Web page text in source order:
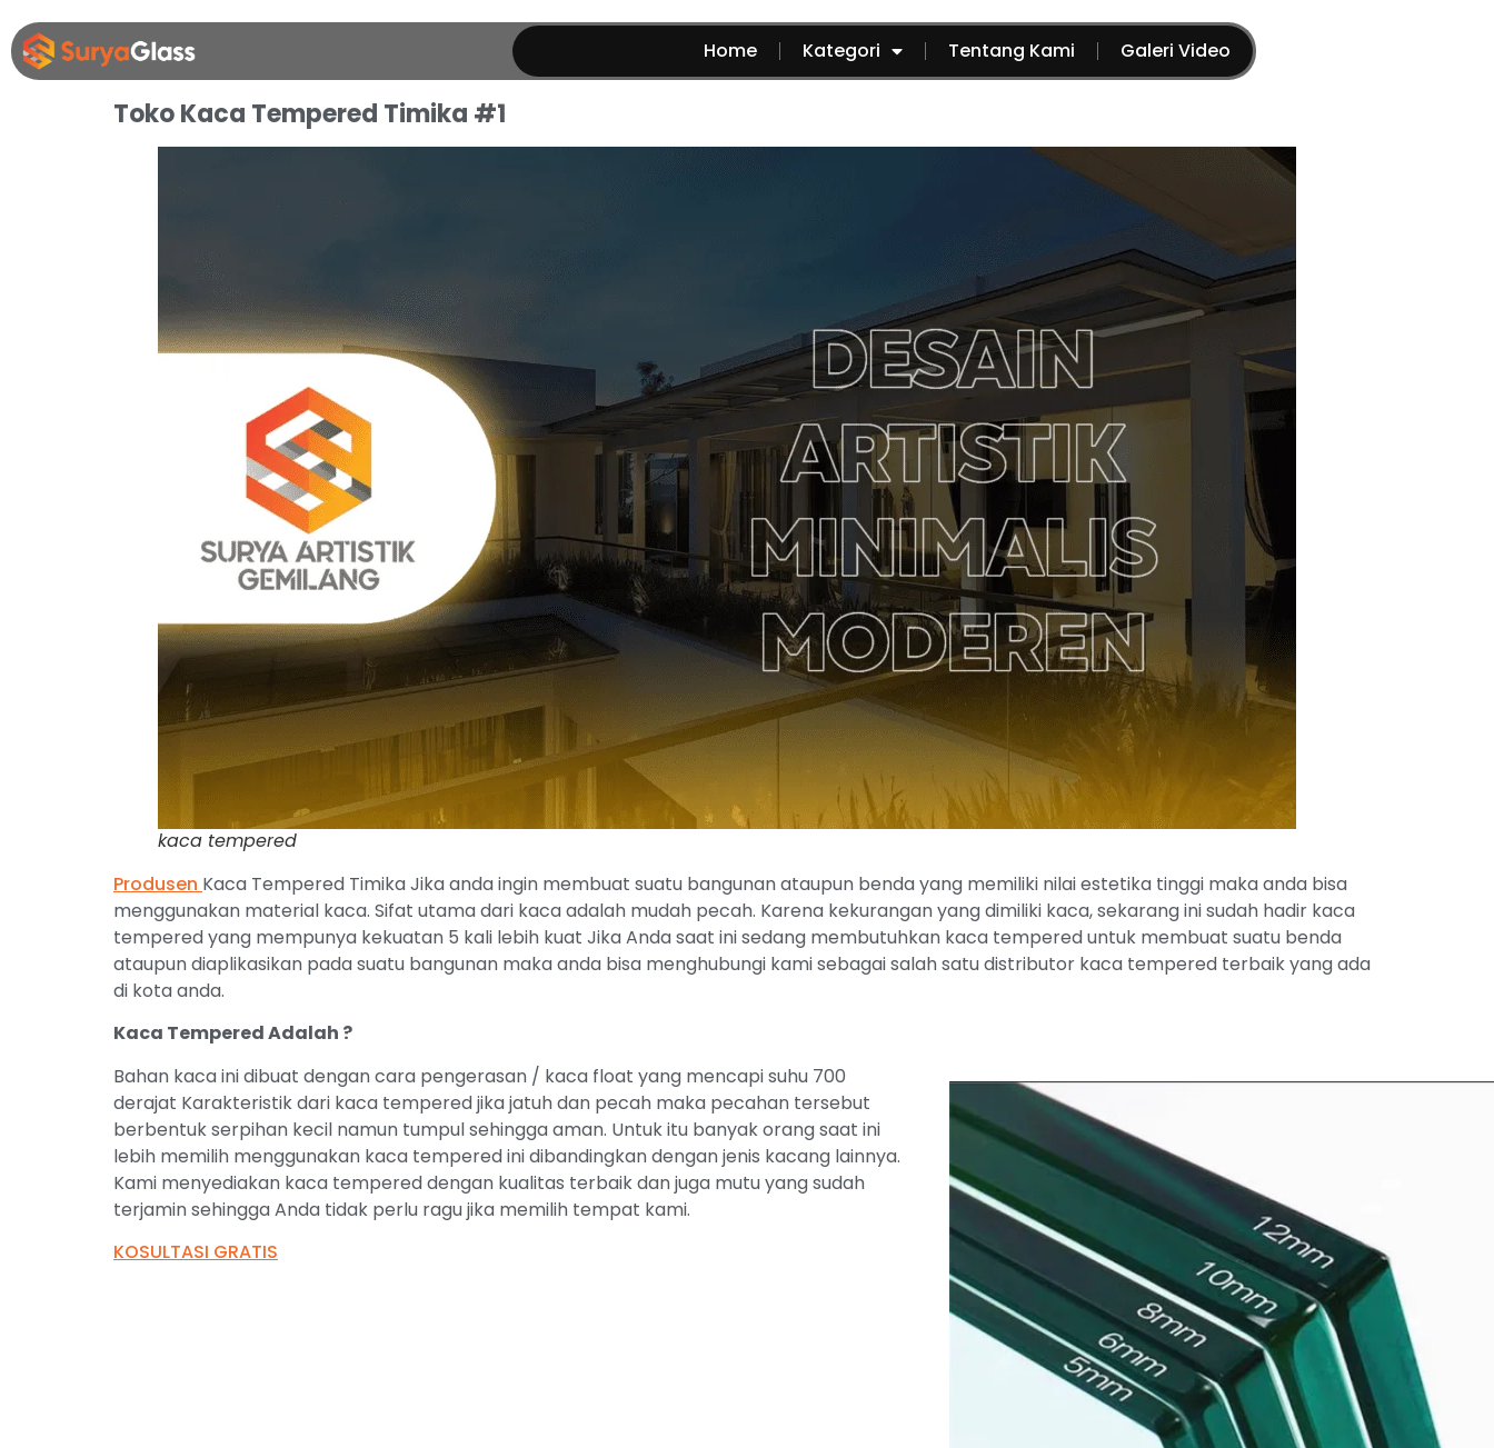
Home Kategori Tentang Kami Galeri Video
Toko Kaca Tempered Timika #1
kaca tempered
Produsen Kaca Tempered Timika Jika anda ingin membuat suatu bangunan ataupun benda yang memiliki nilai estetika tinggi maka anda bisa
menggunakan material kaca. Sifat utama dari kaca adalah mudah pecah. Karena kekurangan yang dimiliki kaca, sekarang ini sudah hadir kaca
tempered yang mempunya kekuatan 5 kali lebih kuat Jika Anda saat ini sedang membutuhkan kaca tempered untuk membuat suatu benda
ataupun diaplikasikan pada suatu bangunan maka anda bisa menghubungi kami sebagai salah satu distributor kaca tempered terbaik yang ada
di kota anda.
Kaca Tempered Adalah ?
Bahan kaca ini dibuat dengan cara pengerasan / kaca float yang mencapi suhu 700
derajat Karakteristik dari kaca tempered jika jatuh dan pecah maka pecahan tersebut
berbentuk serpihan kecil namun tumpul sehingga aman. Untuk itu banyak orang saat ini
lebih memilih menggunakan kaca tempered ini dibandingkan dengan jenis kacang lainnya.
Kami menyediakan kaca tempered dengan kualitas terbaik dan juga mutu yang sudah
terjamin sehingga Anda tidak perlu ragu jika memilih tempat kami.
KOSULTASI GRATIS